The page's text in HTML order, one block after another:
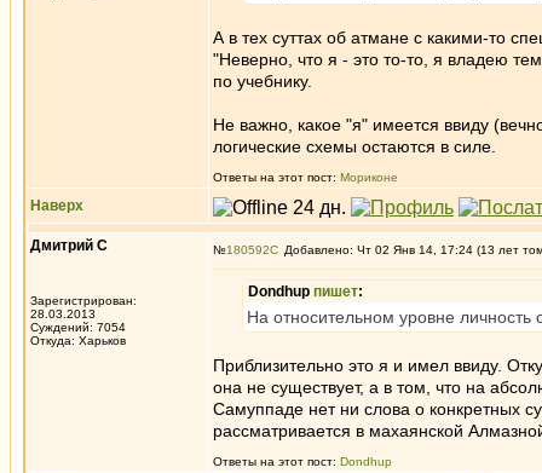
А в тех суттах об атмане с какими-то
"Неверно, что я - это то-то, я владею
по учебнику.
Не важно, какое "я" имеется ввиду
логические схемы остаются в силе.
Ответы на этот пост: Мориконе
Наверх
Дмитрий С
Зарегистрирован:
28.03.2013
Суждений: 7054
Откуда: Харьков
№180592 Добавлено: Чт 02 Янв 14, 17:24 (13 лет
Dondhup пишет:
На относительном уровне личность
Приблизительно это я и имел ввиду.
она не существует, а в том, что на
Самуппаде нет ни слова о конкретных
рассматривается в махаянской
Ответы на этот пост: Dondhup